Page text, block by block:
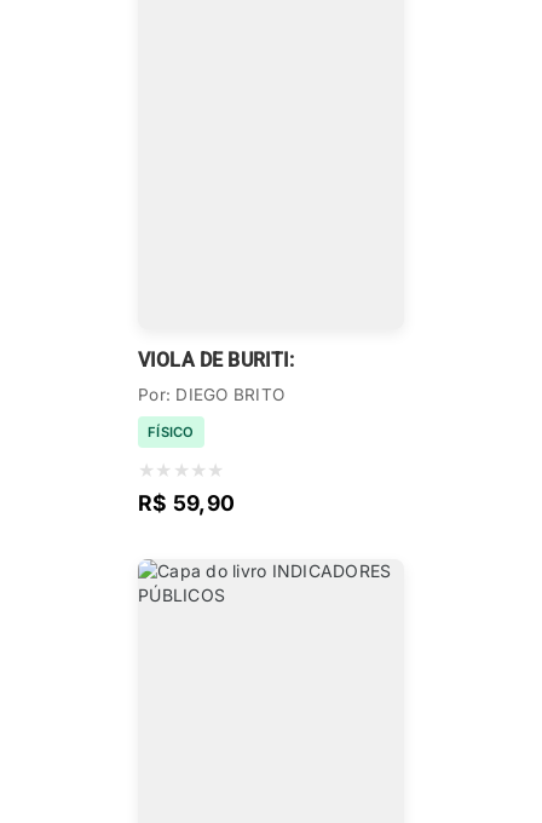
VIOLA DE BURITI:
Por: DIEGO BRITO
FÍSICO
★ ★ ★ ★ ★
R$ 59,90